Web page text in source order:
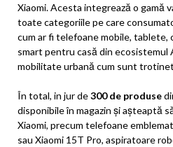
Xiaomi. Acesta integrează o gamă
toate categoriile pe care
cum ar fi telefoane mobile,
smart pentru casă din ecosistemul
mobilitate urbană cum sunt
În total, in jur de300 de produse
disponibile în magazin și așteaptă
Xiaomi, precum telefoane
sau Xiaomi 15T Pro, aspiratoare